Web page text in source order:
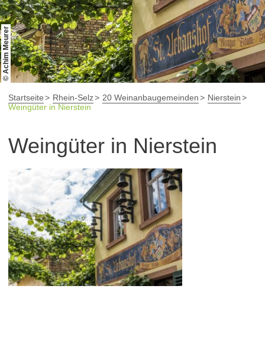
Buchen & Service
© Achim Meurer
Startseite Rhein-Selz 20 Weinanbaugemeinden
Nierstein
Weingüter in Nierstein
Weingüter in Nierstein